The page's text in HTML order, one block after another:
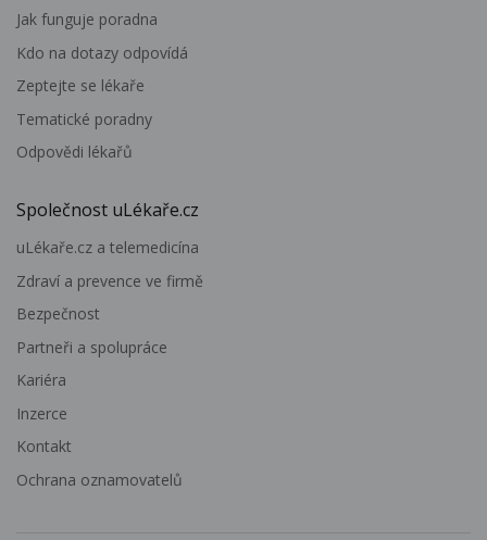
Jak funguje poradna
Kdo na dotazy odpovídá
Zeptejte se lékaře
Tematické poradny
Odpovědi lékařů
Společnost uLékaře.cz
uLékaře.cz a telemedicína
Zdraví a prevence ve firmě
Bezpečnost
Partneři a spolupráce
Kariéra
Inzerce
Kontakt
Ochrana oznamovatelů